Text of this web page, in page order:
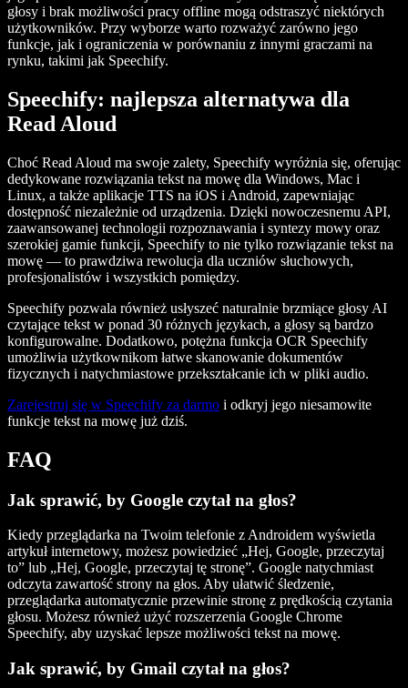
głosy i brak możliwości pracy offline mogą odstraszyć niektórych
użytkowników. Przy wyborze warto rozważyć zarówno jego
funkcje, jak i ograniczenia w porównaniu z innymi graczami na
rynku, takimi jak Speechify.
Speechify: najlepsza alternatywa dla
Read Aloud
Choć Read Aloud ma swoje zalety, Speechify wyróżnia się, oferując
dedykowane rozwiązania tekst na mowę dla Windows, Mac i
Linux, a także aplikacje TTS na iOS i Android, zapewniając
dostępność niezależnie od urządzenia. Dzięki nowoczesnemu API,
zaawansowanej technologii rozpoznawania i syntezy mowy oraz
szerokiej gamie funkcji, Speechify to nie tylko rozwiązanie tekst na
mowę — to prawdziwa rewolucja dla uczniów słuchowych,
profesjonalistów i wszystkich pomiędzy.
Speechify pozwala również usłyszeć naturalnie brzmiące głosy AI
czytające tekst w ponad 30 różnych językach, a głosy są bardzo
konfigurowalne. Dodatkowo, potężna funkcja OCR Speechify
umożliwia użytkownikom łatwe skanowanie dokumentów
fizycznych i natychmiastowe przekształcanie ich w pliki audio.
Zarejestruj się w Speechify za darmo i odkryj jego niesamowite
funkcje tekst na mowę już dziś.
FAQ
Jak sprawić, by Google czytał na głos?
Kiedy przeglądarka na Twoim telefonie z Androidem wyświetla
artykuł internetowy, możesz powiedzieć „Hej, Google, przeczytaj
to” lub „Hej, Google, przeczytaj tę stronę”. Google natychmiast
odczyta zawartość strony na głos. Aby ułatwić śledzenie,
przeglądarka automatycznie przewinie stronę z prędkością czytania
głosu. Możesz również użyć rozszerzenia Google Chrome
Speechify, aby uzyskać lepsze możliwości tekst na mowę.
Jak sprawić, by Gmail czytał na głos?